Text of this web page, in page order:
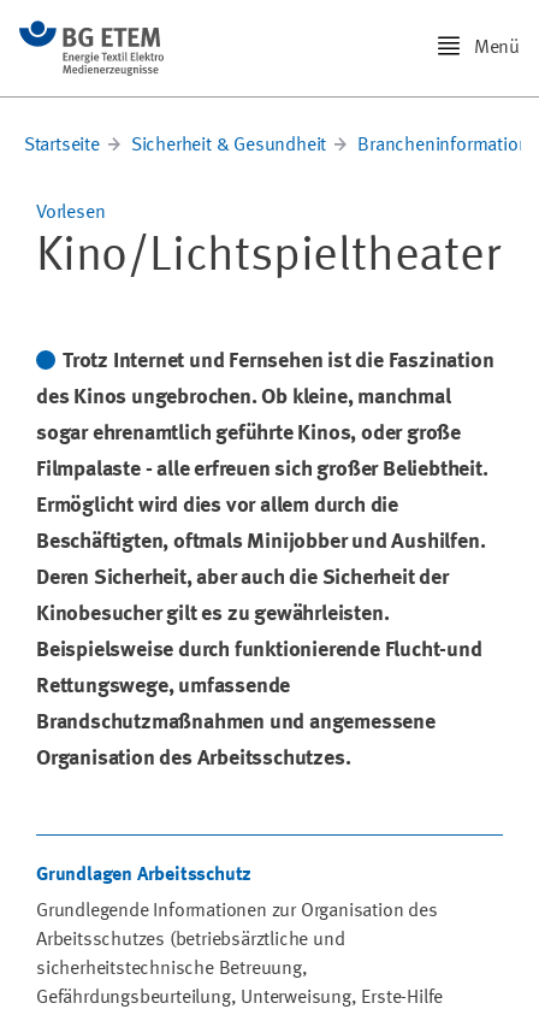
Menü
Startseite Sicherheit & Gesundheit
Vorlesen
Kino/Lichtspieltheater
Trotz Internet und Fernsehen ist die Faszination
des Kinos ungebrochen. Ob kleine, manchmal
sogar ehrenamtlich geführte Kinos, oder große
Filmpalaste - alle erfreuen sich großer Beliebtheit.
Ermöglicht wird dies vor allem durch die
Beschäftigten, oftmals Minijobber und Aushilfen.
Deren Sicherheit, aber auch die Sicherheit der
Kinobesucher gilt es zu gewährleisten.
Beispielsweise durch funktionierende Flucht-und
Rettungswege, umfassende
Brandschutzmaßnahmen und angemessene
Organisation des Arbeitsschutzes.
Grundlagen Arbeitsschutz
Grundlegende Informationen zur Organisation des
Arbeitsschutzes (betriebsärztliche und
sicherheitstechnische Betreuung,
Gefährdungsbeurteilung, Unterweisung, Erste-Hilfe